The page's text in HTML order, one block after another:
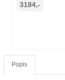
3184,-
Popis